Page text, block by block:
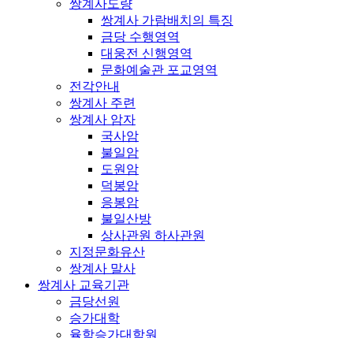
쌍계사도량
쌍계사 가람배치의 특징
금당 수행영역
대웅전 신행영역
문화예술관 포교영역
전각안내
쌍계사 주련
쌍계사 암자
국사암
불일암
도원암
덕봉암
응봉암
불일산방
상사관원 하사관원
지정문화유산
쌍계사 말사
쌍계사 교육기관
금당선원
승가대학
율학승가대학원